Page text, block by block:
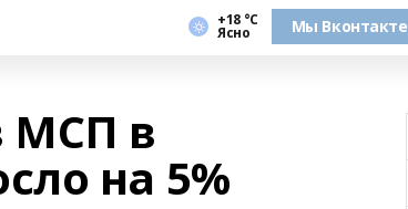
+18 °С
Ясно Мы Вконтакте
МСП в
на 5%